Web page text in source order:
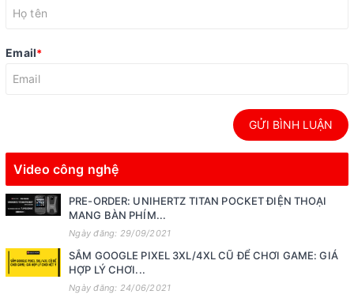
Email*
GỬI BÌNH LUẬN
Video công nghệ
PRE-ORDER: UNIHERTZ TITAN POCKET ĐIỆN THOẠI
MANG BÀN PHÍM...
Ngày đăng: 29/09/2021
SẮM GOOGLE PIXEL 3XL/4XL CŨ ĐỂ CHƠI GAME: GIÁ
HỢP LÝ CHƠI...
Ngày đăng: 24/06/2021